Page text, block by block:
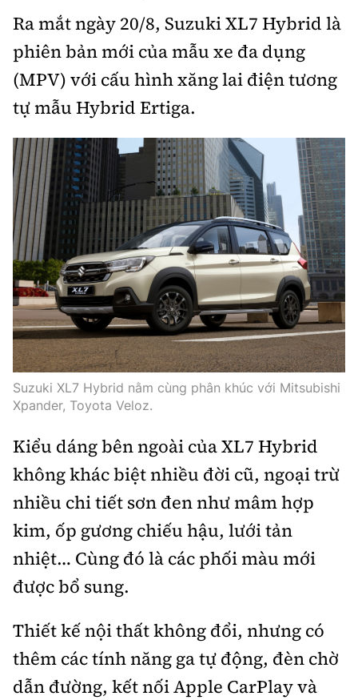
Xếp hạng xe
Chọn xe
Lái xe an toàn
Bảo hiểm xe
Sản phẩm bảo hiểm
Bồi thường bảo hiểm
Xe xanh
Video
Giới thiệu xe
Tư vấn
Ảnh
Ô tô
Xe máy
Cơ quan chủ quản: Bộ Xây dựng
Tổng biên tập:Nguyễn Thị Hồng Nga
Trưởng ban Ô tô - Xe máy:Nguyễn Tiến Mạnh
Giấy phép số: 03/GP-BC, cấp ngày 22/4/2025
Chuyên trang của Báo Xây dựng
Tòa soạn: Số 2 Nguyễn Công Hoan, phường Giảng Võ,
Hà Nội.
Hotline: 0967 376 459;
Email: bandoc@baoxaydung.vn
Thông tin tòa soạn
Ra mắt ngày 20/8, Suzuki XL7 Hybrid là
phiên bản mới của mẫu xe đa dụng
(MPV) với cấu hình xăng lai điện tương
tự mẫu Hybrid Ertiga.
Suzuki XL7 Hybrid nằm cùng phân khúc với Mitsubishi
Xpander, Toyota Veloz.
Kiểu dáng bên ngoài của XL7 Hybrid
không khác biệt nhiều đời cũ, ngoại trừ
nhiều chi tiết sơn đen như mâm hợp
kim, ốp gương chiếu hậu, lưới tản
nhiệt… Cùng đó là các phối màu mới
được bổ sung.
Thiết kế nội thất không đổi, nhưng có
thêm các tính năng ga tự động, đèn chờ
dẫn đường, kết nối Apple CarPlay và